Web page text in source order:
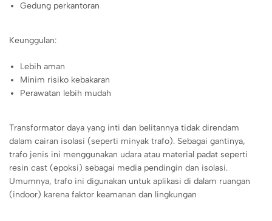
Gedung perkantoran
Keunggulan:
Lebih aman
Minim risiko kebakaran
Perawatan lebih mudah
Transformator daya yang inti dan belitannya tidak direndam
dalam cairan isolasi (seperti minyak trafo). Sebagai gantinya,
trafo jenis ini menggunakan udara atau material padat seperti
resin cast (epoksi) sebagai media pendingin dan isolasi.
Umumnya, trafo ini digunakan untuk aplikasi di dalam ruangan
(indoor) karena faktor keamanan dan lingkungan